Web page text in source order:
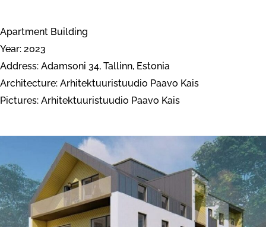
Apartment Building
Year: 2023
Address: Adamsoni 34, Tallinn, Estonia
Architecture: Arhitektuuristuudio Paavo Kais
Pictures: Arhitektuuristuudio Paavo Kais